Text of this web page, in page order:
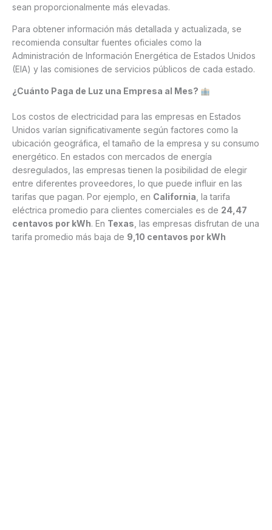
sean proporcionalmente más elevadas.
Para obtener información más detallada y actualizada, se
recomienda consultar fuentes oficiales como la
Administración de Información Energética de Estados Unidos
(EIA) y las comisiones de servicios públicos de cada estado.
¿Cuánto Paga de Luz una Empresa al Mes?
Los costos de electricidad para las empresas en Estados
Unidos varían significativamente según factores como la
ubicación geográfica, el tamaño de la empresa y su consumo
energético. En estados con mercados de energía
desregulados, las empresas tienen la posibilidad de elegir
entre diferentes proveedores, lo que puede influir en las
tarifas que pagan. Por ejemplo, en California , la tarifa
eléctrica promedio para clientes comerciales es de 24,47
centavos por kWh. En Texas , las empresas disfrutan de una
tarifa promedio más baja de 9,10 centavos por kWh